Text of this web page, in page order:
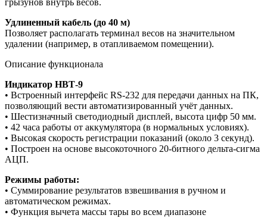
Удлиненный кабель (до 40 м)
Позволяет располагать терминал весов на значительном
удалении (например, в отапливаемом помещении).
Описание функционала
Индикатор НВТ-9
• Встроенный интерфейс RS-232 для передачи данных на ПК,
позволяющий вести автоматизированный учёт данных.
• Шестизначный светодиодный дисплей, высота цифр 50 мм.
• 42 часа работы от аккумулятора (в нормальных условиях).
• Высокая скорость регистрации показаний (около 3 секунд).
• Построен на основе высокоточного 20-битного дельта-сигма
АЦП.
Режимы работы:
• Суммирование результатов взвешивания в ручном и
автоматическом режимах.
• Функция вычета массы тары во всем диапазоне